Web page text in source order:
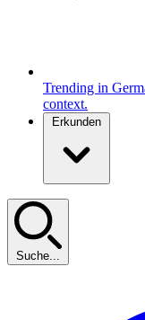
Trending in
context.
Erkunden
Suche...